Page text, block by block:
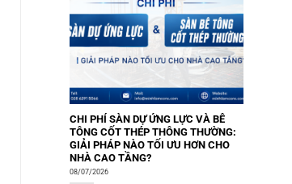
CHI PHÍ SÀN DỰ ỨNG LỰC VÀ BÊ
TÔNG CỐT THÉP THÔNG THƯỜNG:
GIẢI PHÁP NÀO TỐI ƯU HƠN CHO
NHÀ CAO TẦNG?
08/07/2026